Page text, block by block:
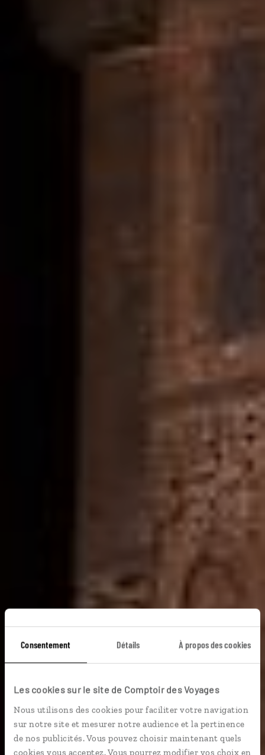
Consentement Détails À propos des cookies
Les cookies sur le site de Comptoir des Voyages
Nous utilisons des cookies pour faciliter votre navigation
sur notre site et mesurer notre audience et la pertinence
de nos publicités. Vous pouvez choisir maintenant quels
cookies vous acceptez. Vous pourrez modifier vos choix en
Voyage Égypte